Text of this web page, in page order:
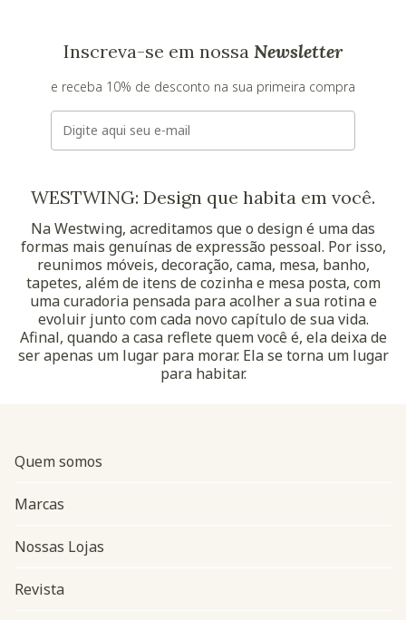
Inscreva-se em nossa Newsletter
e receba 10% de desconto na sua primeira compra
E-mail
WESTWING: Design que habita em você.
Na Westwing, acreditamos que o design é uma das
formas mais genuínas de expressão pessoal. Por isso,
reunimos móveis, decoração, cama, mesa, banho,
tapetes, além de itens de cozinha e mesa posta, com
uma curadoria pensada para acolher a sua rotina e
evoluir junto com cada novo capítulo de sua vida.
Afinal, quando a casa reflete quem você é, ela deixa de
ser apenas um lugar para morar. Ela se torna um lugar
para habitar.
Quem somos
Marcas
Nossas Lojas
Revista